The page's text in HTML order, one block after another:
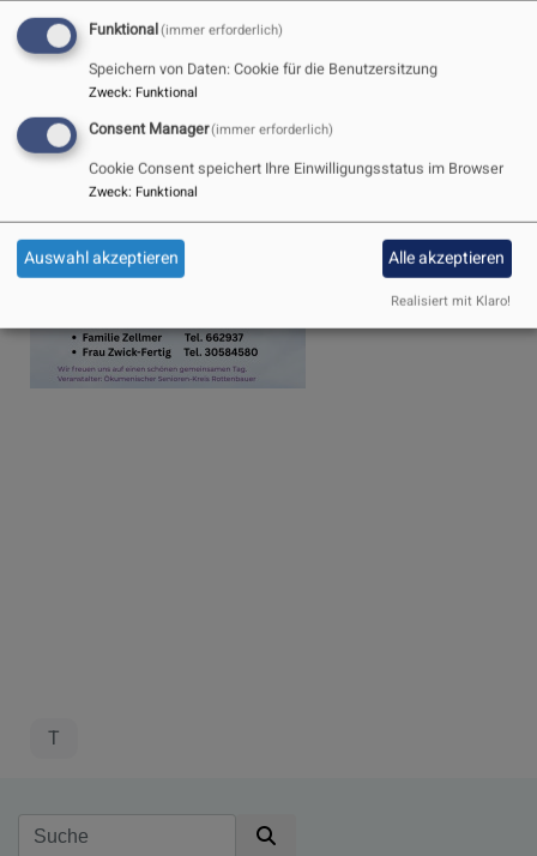
T
Suche
Funktional(immer erforderlich)
Speichern von Daten: Cookie für die Benutzersitzung
Zweck: Funktional
Consent Manager(immer erforderlich)
Cookie Consent speichert Ihre Einwilligungsstatus im Browser
Zweck: Funktional
Auswahl akzeptieren Alle akzeptieren
Realisiert mit Klaro!